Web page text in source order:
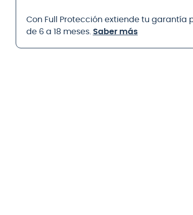
Con Full Protección extiende tu garantía
de 6 a 18 meses. Saber más